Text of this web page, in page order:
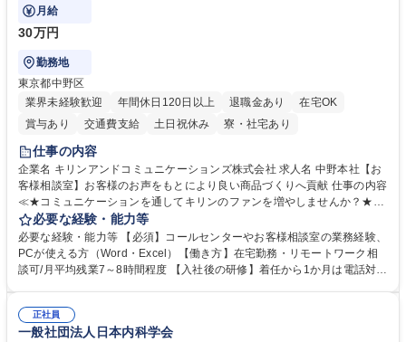
月給
30万円
勤務地
東京都中野区
業界未経験歓迎
年間休日120日以上 退職金あり
在宅OK
賞与あり
交通費支給 土日祝休み 寮・社宅あり
仕事の内容
企業名 キリンアンドコミュニケーションズ株式会社 求人名 中野本社【お
客様相談室】お客様のお声をもとにより良い商品づくりへ貢献 仕事の内容
≪★コミュニケーションを通してキリンのファンを増やしませんか？★≫
お客様のお声をより良い商品づくりに活かしていく上で、窓口となるお客
様相談室でのお仕事です。 日々お客様からいただくキリングループへのご
意見を、企業活動に活かしています。お客様からの声に迅速かつ誠意をも
って対応、情報提供するとともにグループ内活動に反映しています。 【具
平均100件前後■メール・手紙：同上40件前後 募集職種 中野本社【お客様
相談室】お客様のお声をもとにより良い商品づくりへ貢献
必要な経験・能力等
必要な経験・能力等 【必須】コールセンターやお客様相談室の業務経験、
PCが使える方（Word・Excel）【働き方】在宅勤務・リモートワーク相
談可/月平均残業7～8時間程度 【入社後の研修】着任から1か月は電話対応
すのでご安心ください。 【当社について】キリングループの広報機能を担
う会社として、お客様との出会いを大切にし、磨き上げたホスピタリティ
正社員
一般社団法人日本内科学会